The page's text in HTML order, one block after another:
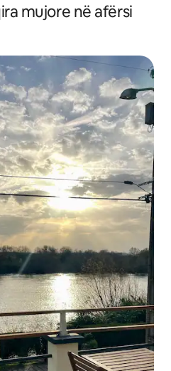
mujore në afërsi
klientëve